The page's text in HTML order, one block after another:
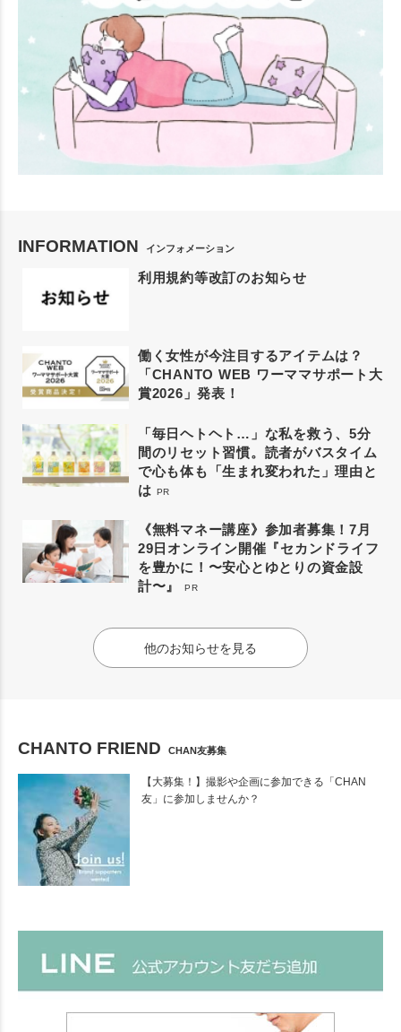
INFORMATION インフォメーション
利用規約等改訂のお知らせ
働く女性が今注目するアイテムは？
「CHANTO WEB ワーママサポート大
賞2026」発表！
「毎日ヘトヘト…」な私を救う、5分
間のリセット習慣。読者がバスタイム
で心も体も「生まれ変われた」理由と
は PR
《無料マネー講座》参加者募集！7月
29日オンライン開催『セカンドライフ
を豊かに！〜安心とゆとりの資金設
計〜』
PR
他のお知らせを見る
CHANTO FRIEND CHAN友募集
【大募集！】撮影や企画に参加できる「CHAN
友」に参加しませんか？